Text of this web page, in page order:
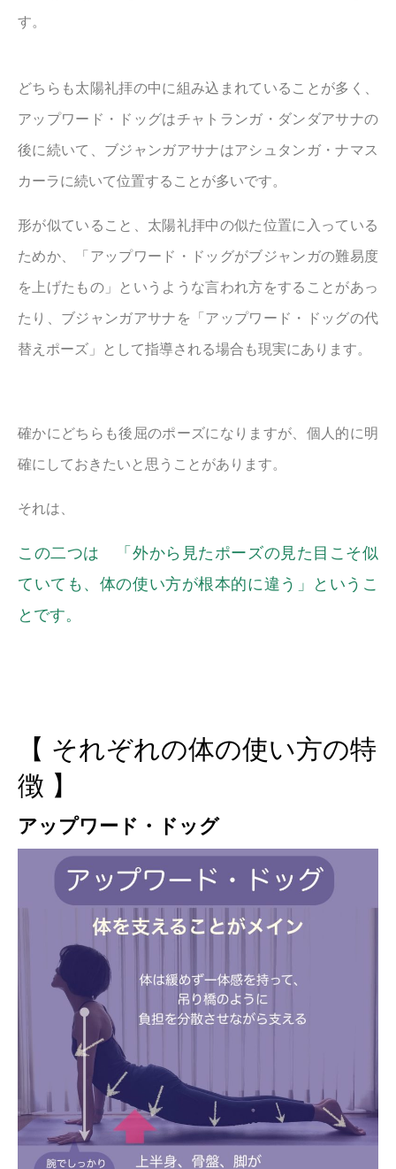
す。
どちらも太陽礼拝の中に組み込まれていることが多く、
アップワード・ドッグはチャトランガ・ダンダアサナの
後に続いて、ブジャンガアサナはアシュタンガ・ナマス
カーラに続いて位置することが多いです。
形が似ていること、太陽礼拝中の似た位置に入っている
ためか、「アップワード・ドッグがブジャンガの難易度
を上げたもの」というような言われ方をすることがあっ
たり、ブジャンガアサナを「アップワード・ドッグの代
替えポーズ」として指導される場合も現実にあります。
確かにどちらも後屈のポーズになりますが、個人的に明
確にしておきたいと思うことがあります。
それは、
この二つは 「外から見たポーズの見た目こそ似
ていても、体の使い方が根本的に違う」というこ
とです。
【 それぞれの体の使い方の特
徴 】
アップワード・ドッグ